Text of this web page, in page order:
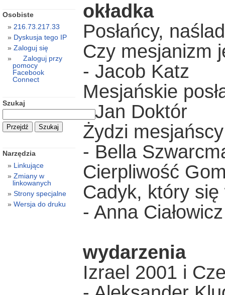
okładka
Posłańcy,
Czy mesjanizm
- Jacob Katz
Mesjańskie
- Jan Doktór
Żydzi
- Bella
Cierpliwość
Cadyk, który się
- Anna Ciałowicz
wydarzenia
Izrael 2001 i
Osobiste
216.73.217.33
Dyskusja tego IP
Zaloguj się
Zaloguj przy
pomocy
Facebook
Connect
Szukaj
Narzędzia
Linkujące
Zmiany w
linkowanych
Strony specjalne
Wersja do druku